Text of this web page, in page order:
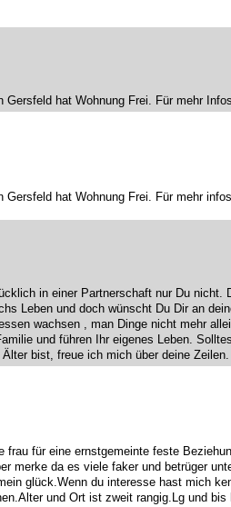
hat Wohnung Frei. Für mehr
hat Wohnung Frei. Für mehr
in einer Partnerschaft nur Du nicht.
Leben und doch wünscht Du Dir an
wachsen , man Dinge nicht mehr
und führen Ihr eigenes Leben.
bist, freue ich mich über deine Zeilen.
frau für eine ernstgemeinte feste
merke da es viele faker und betrüger
glück.Wenn du interesse hast mich
und Ort ist zweit rangig.Lg und